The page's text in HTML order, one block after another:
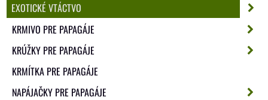
EXOTICKÉ VTÁCTVO
KRMIVO PRE PAPAGÁJE
KRÚŽKY PRE PAPAGÁJE
KRMÍTKA PRE PAPAGÁJE
NAPÁJAČKY PRE PAPAGÁJE